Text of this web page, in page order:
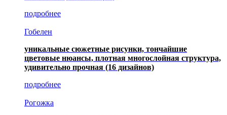
подробнее
Гобелен
уникальные сюжетные рисунки, тончайшие
цветовые нюансы, плотная многослойная структура,
удивительно прочная (16 дизайнов)
подробнее
Рогожка